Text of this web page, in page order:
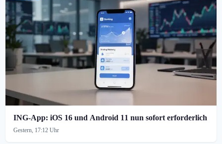
ING-App: iOS 16 und Android 11 nun sofort erforderlich
Gestern, 17:12 Uhr